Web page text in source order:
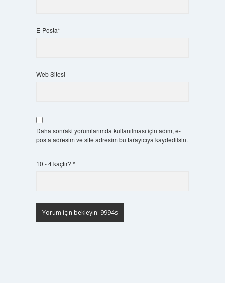
E-Posta*
Web Sitesi
Daha sonraki yorumlarımda kullanılması için adım, e-
posta adresim ve site adresim bu tarayıcıya kaydedilsin.
10 - 4 kaçtır? *